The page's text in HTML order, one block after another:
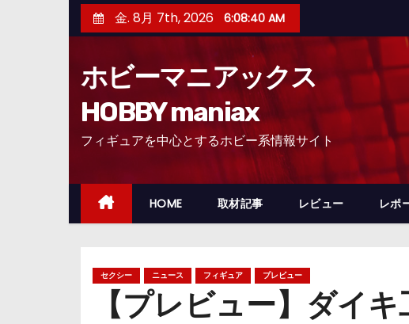
ン
ッ
金. 8月 7th, 2026 6:08:41 AM
ホビーマニアックス
HOBBY maniax
フィギュアを中心とするホビー系情報サイト
HOME 取材記事 レビュー レポ
セクシー ニュース フィギュア プレビュー
【プレビュー】ダイ